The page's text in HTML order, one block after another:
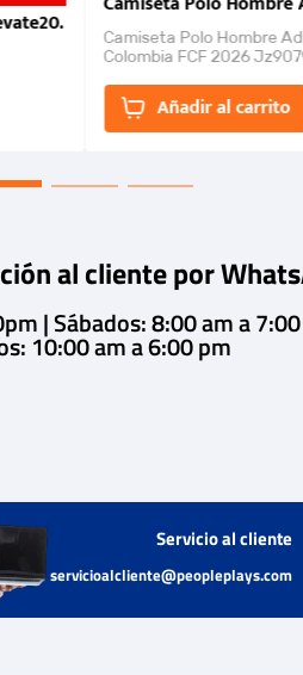
Camiseta Polo Hombre
Colombia FCF 2026
un estilo de...Añadir al carrito
al cliente por
| Sábados: 8:00 am a
10:00 am a 6:00 pm
Servicio al cliente
servicioalcliente@peopleplays.com